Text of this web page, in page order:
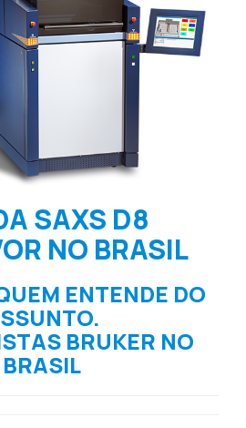
SAXS D8
NO BRASIL
ENTENDE DO
BRUKER NO
BRASIL